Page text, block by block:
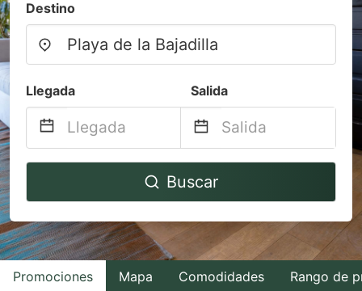
Destino
Llegada Salida
Navigate
to
interact
with
the
Navigate
to
interact
with
the
Buscar
Promociones Mapa Comodidades Rango de